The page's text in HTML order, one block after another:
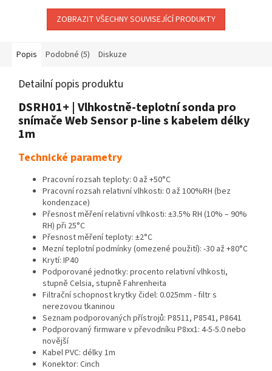
ZOBRAZIT VŠECHNY SOUVISEJÍCÍ PRODUKTY
Popis Podobné (5) Diskuze
Detailní popis produktu
DSRH01+ | Vlhkostně-teplotní sonda pro
snímače Web Sensor p-line s kabelem délky
1m
Technické parametry
Pracovní rozsah teploty: 0 až +50°C
Pracovní rozsah relativní vlhkosti: 0 až 100%RH (bez
kondenzace)
Přesnost měření relativní vlhkosti: ±3.5% RH (10% – 90%
RH) při 25°C
Přesnost měření teploty: ±2°C
Mezní teplotní podmínky (omezené použití): -30 až +80°C
Krytí: IP40
Podporované jednotky: procento relativní vlhkosti,
stupně Celsia, stupně Fahrenheita
Filtrační schopnost krytky čidel: 0.025mm - filtr s
nerezovou tkaninou
Seznam podporovaných přístrojů: P8511, P8541, P8641
Podporovaný firmware v převodníku P8xx1: 4-5-5.0 nebo
novější
Kabel PVC: délky 1m
Konektor: Cinch